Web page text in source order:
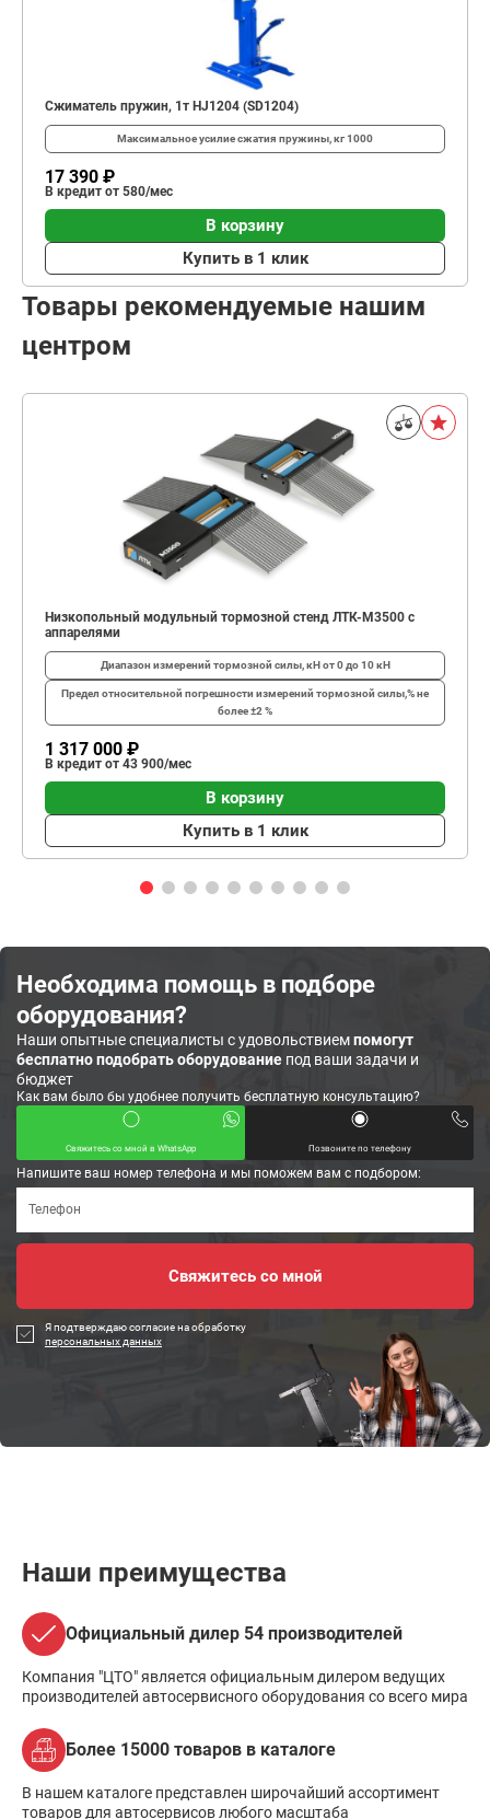
Сжиматель пружин, 1т HJ1204 (SD1204)
Максимальное усилие сжатия пружины, кг1000
17 390 ₽
В кредит от 580/мес
В корзину
Купить в 1 клик
Товары рекомендуемые нашим
центром
Низкопольный модульный тормозной стенд ЛТК-М3500 с
аппарелями
Диапазон измерений тормозной силы, кНот 0 до 10 кН
Предел относительной погрешности измерений тормозной силы,%не
более ±2 %
1 317 000 ₽
В кредит от 43 900/мес
В корзину
Купить в 1 клик
Необходима помощь в подборе
оборудования?
Наши опытные специалисты с удовольствиемпомогут
бесплатно подобрать оборудование под ваши задачи и
бюджет
Как вам было бы удобнее получить бесплатную консультацию?
Свяжитесь со мной в WhatsApp Позвоните по телефону
Напишите ваш номер телефона и мы поможем вам с подбором:
Я подтверждаю согласие на обработку
персональных данных
Наши преимущества
Официальный дилер 54 производителей
Компания "ЦТО" является официальным дилером ведущих
производителей автосервисного оборудования со всего мира
Более 15000 товаров в каталоге
В нашем каталоге представлен широчайший ассортимент
товаров для автосервисов любого масштаба